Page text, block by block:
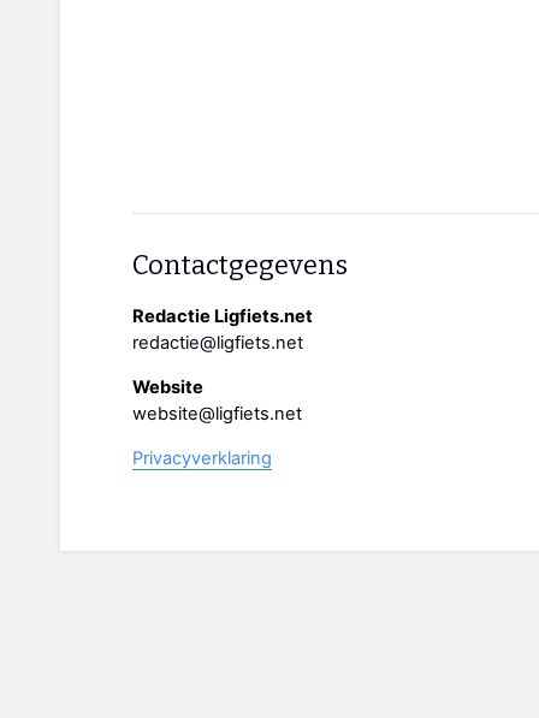
Contactgegevens
Redactie Ligfiets.net
redactie@ligfiets.net
Website
website@ligfiets.net
Privacyverklaring